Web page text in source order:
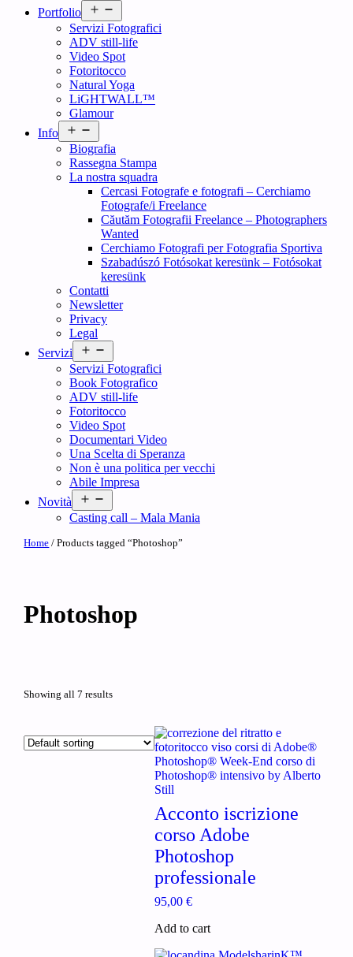
Portfolio
menu
Servizi Fotografici
ADV still-life
Video Spot
Fotoritocco
Natural Yoga
LiGHTWALL™
Glamour
Info
menu
Biografia
Rassegna Stampa
La nostra squadra
Cercasi Fotografe e fotografi – Cerchiamo
Fotografe/i Freelance
Căutăm Fotografii Freelance – Photographers
Wanted
Cerchiamo Fotografi per Fotografia Sportiva
Szabadúszó Fotósokat keresünk – Fotósokat
keresünk
Contatti
Newsletter
Privacy
Legal
Servizi
menu
Servizi Fotografici
Book Fotografico
ADV still-life
Fotoritocco
Video Spot
Documentari Video
Una Scelta di Speranza
Non è una politica per vecchi
Abile Impresa
Novità
menu
Casting call – Mala Mania
Home / Products tagged “Photoshop”
Photoshop
Showing all 7 results
Acconto iscrizione
corso Adobe
Photoshop
professionale
95,00€
Add to cart